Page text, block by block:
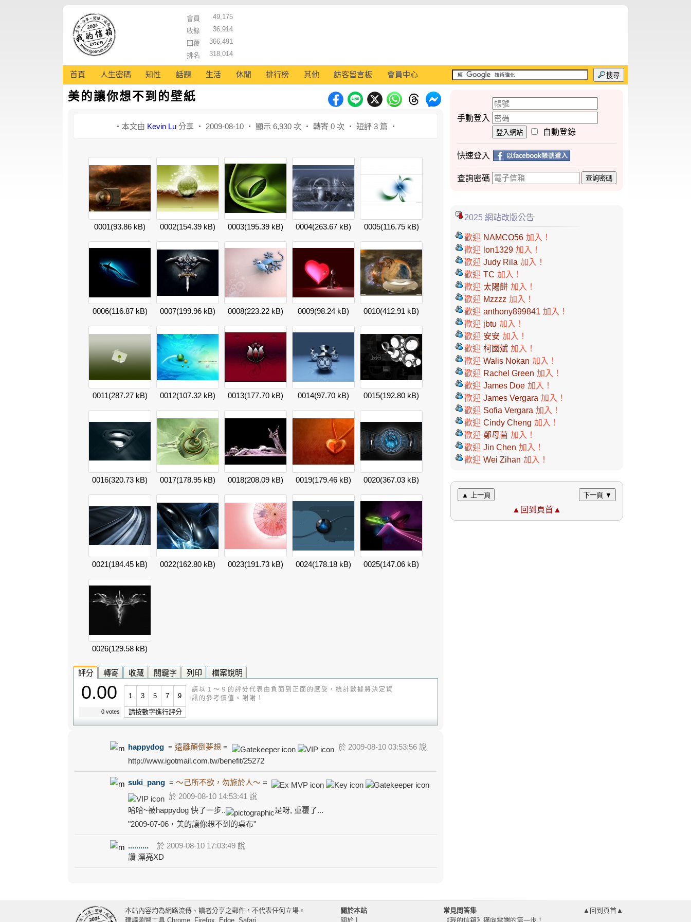
會員
49,175
收錄
36,914
回覆
366,491
排名
318,014
首頁 人生密碼 知性 話題 生活 休閒 排行榜 其他 訪客留言板 會員中心 搜尋
美的讓你想不到的壁紙
‧本文由 Kevin Lu分享 ‧ 2009-08-10 ‧ 顯示 6,930 次 ‧ 轉寄 0 次 ‧ 短評 3 篇 ‧
0001(93.86 kB) 0002(154.39 kB) 0003(195.39 kB) 0004(263.67 kB) 0005(116.75 kB)
0006(116.87 kB) 0007(199.96 kB) 0008(223.22 kB) 0009(98.24 kB) 0010(412.91 kB)
0011(287.27 kB) 0012(107.32 kB) 0013(177.70 kB) 0014(97.70 kB) 0015(192.80 kB)
0016(320.73 kB) 0017(178.95 kB) 0018(208.09 kB) 0019(179.46 kB) 0020(367.03 kB)
0021(184.45 kB) 0022(162.80 kB) 0023(191.73 kB) 0024(178.18 kB) 0025(147.06 kB)
0026(129.58 kB)
評分 轉寄 收藏 關鍵字 列印 檔案說明
0.00
0 votes
1 3 5 7 9
請按數字進行評分
請以１～９的評分代表由負面到正面的感受，統計數據將決定資
訊的參考價值。謝謝！
happydog = 遠離顛倒夢想 =
於 2009-08-10 03:53:56 說
http://www.igotmail.com.tw/benefit/25272
suki_pang = ～己所不欲，勿施於人～=
於 2009-08-10 14:53:41 說
哈哈~被happydog 快了一步..
是呀, 重覆了...
"2009-07-06‧美的讓你想不到的桌布"
..........
於 2009-08-10 17:03:49 說
讚 漂亮XD
手動登入
登入網站 自動登錄
快速登入
查詢密碼 查詢密碼
2025 網站改版公告
歡迎 NAMCO56 加入！
歡迎 lon1329 加入！
歡迎 Judy Rila 加入！
歡迎 TC 加入！
歡迎 太陽餅 加入！
歡迎 Mzzzz 加入！
歡迎 anthony899841 加入！
歡迎 jbtu 加入！
歡迎 安安 加入！
歡迎 柯國斌 加入！
歡迎 Walis Nokan 加入！
歡迎 Rachel Green 加入！
歡迎 James Doe 加入！
歡迎 James Vergara 加入！
歡迎 Sofia Vergara 加入！
歡迎 Cindy Cheng 加入！
歡迎 鄭母菌 加入！
歡迎 Jin Chen 加入！
歡迎 Wei Zihan 加入！
▲ 上一頁 下一頁 ▼
▲回到頁首▲
本站內容均為網路流傳、讀者分享之郵件，不代表任何立場。
建議瀏覽工具 Chrome, Firefox, Edge, Safari
關於本站
關於 I
常見問答集
《我的信箱》邁向雲端的第一步！
▲回到頁首▲